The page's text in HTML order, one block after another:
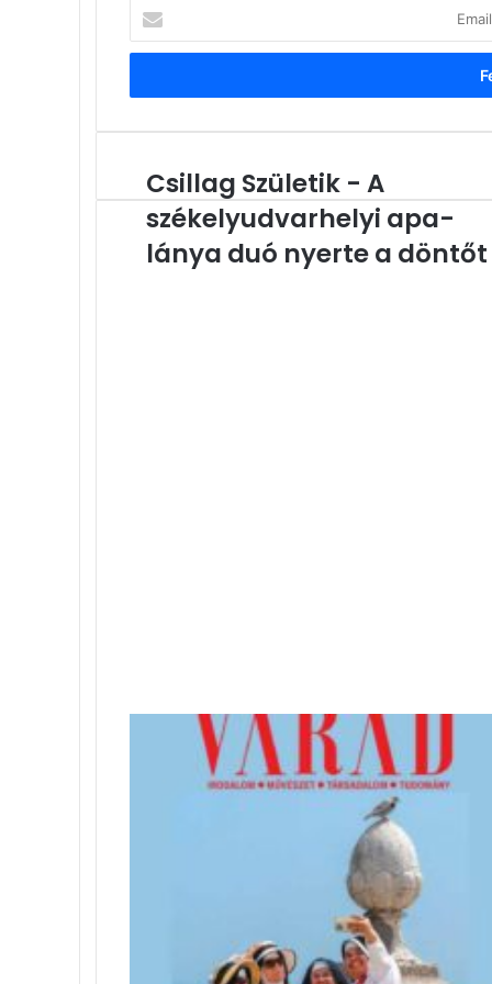
cím
megadása
Csillag
Születik
-
A
székelyudvarhelyi
Csillag Születik - A
székelyudvarhelyi apa-
lánya duó nyerte a döntőt